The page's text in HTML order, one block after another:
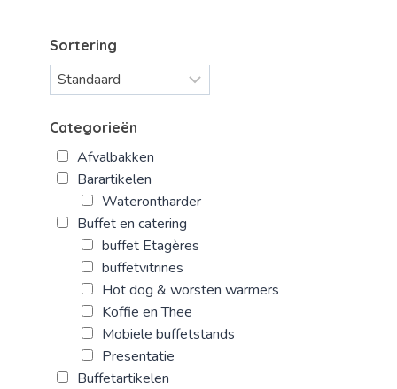
Sortering
Categorieën
Afvalbakken
Barartikelen
Waterontharder
Buffet en catering
buffet Etagères
buffetvitrines
Hot dog & worsten warmers
Koffie en Thee
Mobiele buffetstands
Presentatie
Buffetartikelen